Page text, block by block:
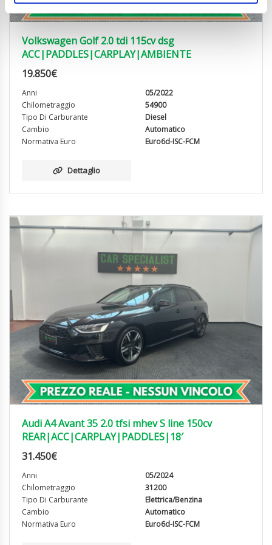
Volkswagen Golf 2.0 tdi 115cv dsg
ACC|PADDLES|CARPLAY|AMBIENTE
19.850€
Anni
05/2022
Chilometraggio
54900
Tipo Di Carburante
Diesel
Cambio
Automatico
Normativa Euro
Euro6d-ISC-FCM
Dettaglio
Audi A4 Avant 35 2.0 tfsi mhev S line 150cv
REAR|ACC|CARPLAY|PADDLES|18′
31.450€
Anni
05/2024
Chilometraggio
31200
Tipo Di Carburante
Elettrica/Benzina
Cambio
Automatico
Normativa Euro
Euro6d-ISC-FCM